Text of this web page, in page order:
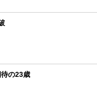
の23歳